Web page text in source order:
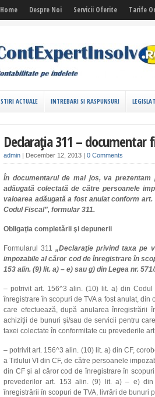
Home Despre Noi Servicii Oferite Tarife
STIRI ACTUALE INTREBARI SI RASPUNSURI
Declaraţia 311 – documentar
admin | December 12, 2013 | 0 Comments
În documentarul de mai jos, va
adăugată colectată de către persoanele
valoarea adăugată a fost anulat conform
Codul Fiscal”, formular 311.
Obligaţia completării şi depunerii
Formularul 311„Declaraţie privind taxa pe
impozabile al căror cod de înregistrare în
153 alin. (9) lit. a) – e) sau g) din Legea nr.
– potrivit art. 156^3 alin. (10) lit. a) din
înregistrare în scopuri de TVA a fost anulat, din
care efectuează, după anularea înregistrării
achiziţii de bunuri şi/sau de servicii pentru
taxei colectate în conformitate cu prevederile
– potrivit art. 156^3 alin. (10) lit. a) din CF,
a Titlului VI din CF, de către persoanele
din CF şi al căror cod de înregistrare în
prevederilor art. 153 alin. (9) lit. a) – e)
înregistrării în scopuri de TVA, livrări de bunuri